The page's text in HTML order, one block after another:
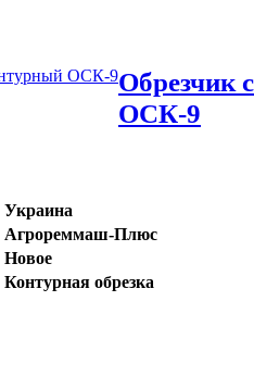
Обрезчик
ОСК-9
Украина
Агрореммаш-Плюс
Новое
Контурная обрезка